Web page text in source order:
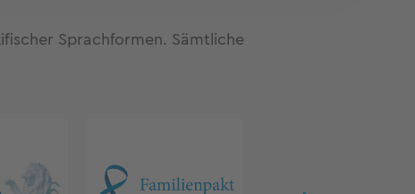
Sprachformen. Sämtliche